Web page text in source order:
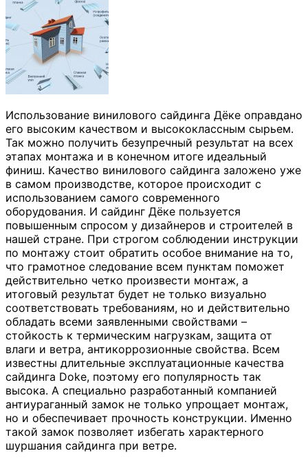
Использование винилового сайдинга Дёке оправдано
его высоким качеством и высококлассным сырьем.
Так можно получить безупречный результат на всех
этапах монтажа и в конечном итоге идеальный
финиш. Качество винилового сайдинга заложено уже
в самом производстве, которое происходит с
использованием самого современного
оборудования. И сайдинг Дёке пользуется
повышенным спросом у дизайнеров и строителей в
нашей стране. При строгом соблюдении инструкции
по монтажу стоит обратить особое внимание на то,
что грамотное следование всем пунктам поможет
действительно четко произвести монтаж, а
итоговый результат будет не только визуально
соответствовать требованиям, но и действительно
обладать всеми заявленными свойствами –
стойкость к термическим нагрузкам, защита от
влаги и ветра, антикоррозионные свойства. Всем
известны длительные эксплуатационные качества
сайдинга Doke, поэтому его популярность так
высока. А специально разработанный компанией
антиураганный замок не только упрощает монтаж,
но и обеспечивает прочность конструкции. Именно
такой замок позволяет избегать характерного
шуршания сайдинга при ветре.